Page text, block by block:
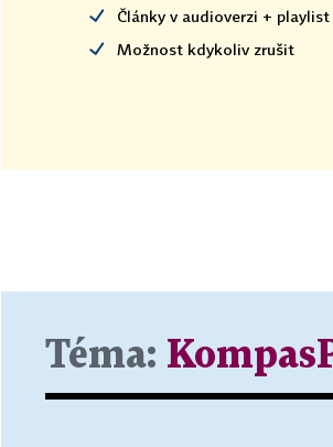
Články v audioverzi + playlist
Možnost kdykoliv zrušit
Téma: